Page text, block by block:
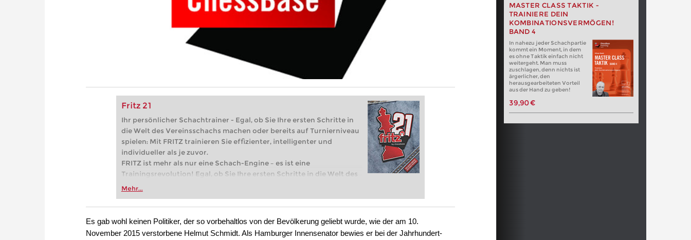
Fritz 21
Ihr persönlicher Schachtrainer - Egal, ob Sie Ihre ersten Schritte in
die Welt des Vereinsschachs machen oder bereits auf Turnierniveau
spielen: Mit FRITZ trainieren Sie effizienter, intelligenter und
individueller als je zuvor.
FRITZ ist mehr als nur eine Schach-Engine – es ist eine
Trainingsrevolution! Egal, ob Sie Ihre ersten Schritte in die Welt des
Vereinsschachs machen oder bereits auf Turnierniveau spielen: Mit
zuvor.
Mehr...
MASTER CLASS TAKTIK -
TRAINIERE DEIN
KOMBINATIONSVERMÖGEN!
BAND 4
In nahezu jeder Schachpartie
kommt ein Moment, in dem
es ohne Taktik einfach nicht
weitergeht. Man muss
zuschlagen, denn nichts ist
ärgerlicher, den
herausgearbeiteten Vorteil
aus der Hand zu geben!
39,90 €
Es gab wohl keinen Politiker, der so vorbehaltlos von der Bevölkerung geliebt wurde, wie der am 10.
November 2015 verstorbene Helmut Schmidt. Als Hamburger Innensenator bewies er bei der Jahrhundert-